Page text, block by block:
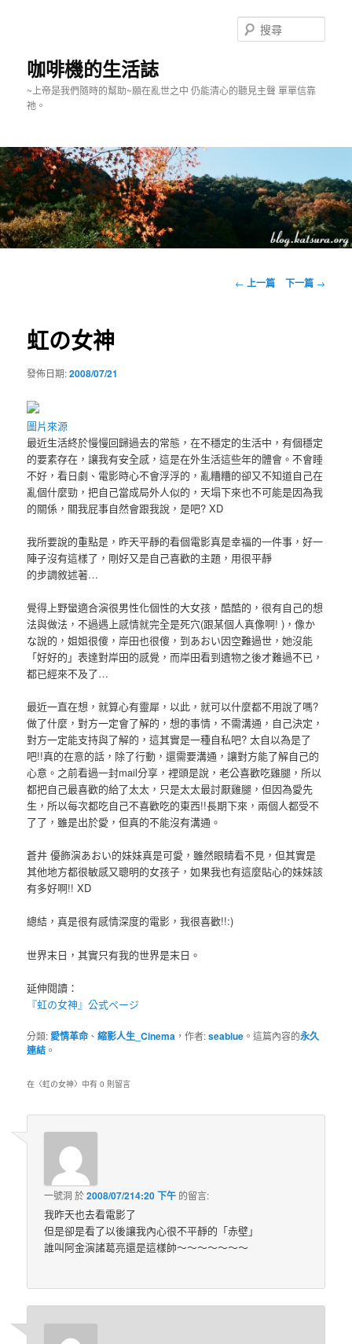
咖啡機的生活誌
~上帝是我們隨時的幫助~願在亂世之中 仍能清心的聽見主聲 單單信靠
祂。
尋
文
← 上一篇 下一篇 →
虹の女神
發佈日期:2008/07/21
圖片來源
最近生活終於慢慢回歸過去的常態，在不穩定的生活中，有個穩定
的要素存在，讓我有安全感，這是在外生活這些年的體會。不會睡
不好，看日劇、電影時心不會浮浮的，亂糟糟的卻又不知道自己在
亂個什麼勁，把自己當成局外人似的，天塌下來也不可能是因為我
的關係，關我屁事自然會跟我說，是吧? XD
我所要說的重點是，昨天平靜的看個電影真是幸福的一件事，好一
陣子沒有這樣了，剛好又是自己喜歡的主題，用很平靜
的步調敘述著…
覺得上野蠻適合演很男性化個性的大女孩，酷酷的，很有自己的想
法與做法，不過遇上感情就完全是死穴(跟某個人真像啊! )，像か
な說的，姐姐很傻，岸田也很傻，到あおい因空難過世，她沒能
「好好的」表達對岸田的感覺，而岸田看到遺物之後才難過不已，
都已經來不及了…
最近一直在想，就算心有靈犀，以此，就可以什麼都不用說了嗎?
做了什麼，對方一定會了解的，想的事情，不需溝通，自己決定，
對方一定能支持與了解的，這其實是一種自私吧? 太自以為是了
吧!!真的在意的話，除了行動，還需要溝通，讓對方能了解自己的
心意。之前看過一封mail分享，裡頭是說，老公喜歡吃雞腿，所以
都把自己最喜歡的給了太太，只是太太最討厭雞腿，但因為愛先
生，所以每次都吃自己不喜歡吃的東西!!長期下來，兩個人都受不
了了，雖是出於愛，但真的不能沒有溝通。
蒼井 優飾演あおい的妹妹真是可愛，雖然眼睛看不見，但其實是
其他地方都很敏感又聰明的女孩子，如果我也有這麼貼心的妹妹該
有多好啊!! XD
總結，真是很有感情深度的電影，我很喜歡!!:)
世界末日，其實只有我的世界是末日。
延伸閱讀：
『虹の女神』公式ページ
分類:愛情革命 、縮影人生_Cinema ，作者:seablue 。這篇內容的永久
連結 。
在〈虹の女神〉中有 0 則留言
一號洞 於2008/07/214:20 下午 的留言:
我昨天也去看電影了
但是卻是看了以後讓我內心很不平靜的「赤壁」
誰叫阿金演諸葛亮還是這樣帥～～～～～～～